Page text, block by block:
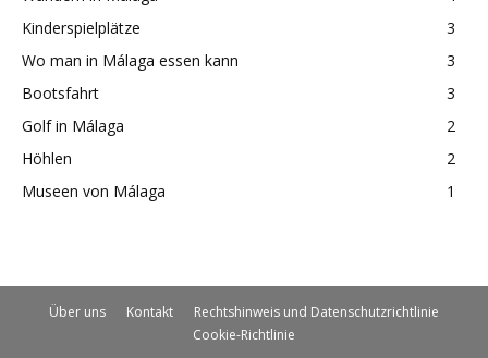
Kinderspielplätze
3
Wo man in Málaga essen kann
3
Bootsfahrt
3
Golf in Málaga
2
Höhlen
2
Museen von Málaga
1
Über uns Kontakt
Rechtshinweis und Datenschutzrichtlinie
Cookie-Richtlinie